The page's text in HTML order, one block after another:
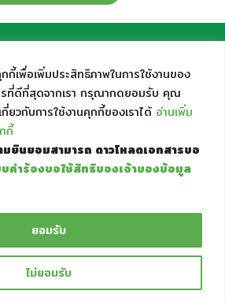
กี้เพื่อเพิ่มประสิทธิภาพในการใช้งานของ
รที่ดีที่สุดจากเรา กรุณากดยอมรับ คุณ
กี่ยวกับการใช้งานคุกกี้ของเราได้ อ่านเพิ่ม
กี้
ยินยอมสามารถ ดาวโหลดเอกสารขอ
คำร้องขอใช้สิทธิของเจ้าของข้อมูล
ไม่ยอมรับ
ยอมรับ
ตำแหน่งที่ตั้ง
ที่อยู่เลขที่ 333/12-13 หมู่ 9
ติดต่อได้ที่
(662) 964 4912-4
(662) 964 4915
BIC CHEMICAL CO., LTD.